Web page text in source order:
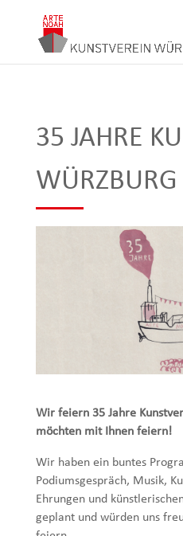
35 JAHRE
WÜRZBURG
Wir feiern 35 Jahre
möchten mit Ihnen feiern!
Wir haben ein buntes
Podiumsgespräch, Musik,
Ehrungen und
geplant und würden uns